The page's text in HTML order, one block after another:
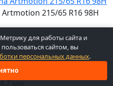
215/65 R16 98H
4.7 мм
для работы сайта и
сайтом, вы
персональных данных.